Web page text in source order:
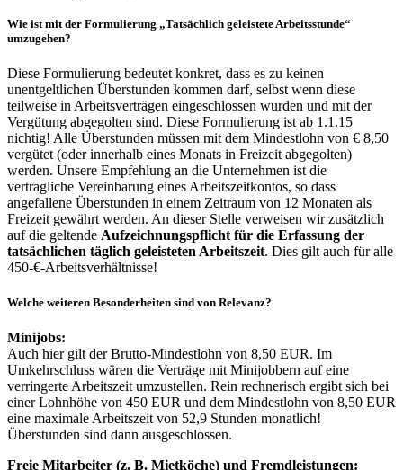
Wie ist mit der Formulierung „Tatsächlich geleistete Arbeitsstunde“
umzugehen?
Diese Formulierung bedeutet konkret, dass es zu keinen
unentgeltlichen Überstunden kommen darf, selbst wenn diese
teilweise in Arbeitsverträgen eingeschlossen wurden und mit der
Vergütung abgegolten sind. Diese Formulierung ist ab 1.1.15
nichtig! Alle Überstunden müssen mit dem Mindestlohn von € 8,50
vergütet (oder innerhalb eines Monats in Freizeit abgegolten)
werden. Unsere Empfehlung an die Unternehmen ist die
vertragliche Vereinbarung eines Arbeitszeitkontos, so dass
angefallene Überstunden in einem Zeitraum von 12 Monaten als
Freizeit gewährt werden. An dieser Stelle verweisen wir zusätzlich
auf die geltende Aufzeichnungspflicht für die Erfassung der
tatsächlichen täglich geleisteten Arbeitszeit. Dies gilt auch für alle
450-€-Arbeitsverhältnisse!
Welche weiteren Besonderheiten sind von Relevanz?
Minijobs:
Auch hier gilt der Brutto-Mindestlohn von 8,50 EUR. Im
Umkehrschluss wären die Verträge mit Minijobbern auf eine
verringerte Arbeitszeit umzustellen. Rein rechnerisch ergibt sich bei
einer Lohnhöhe von 450 EUR und dem Mindestlohn von 8,50 EUR
eine maximale Arbeitszeit von 52,9 Stunden monatlich!
Überstunden sind dann ausgeschlossen.
Freie Mitarbeiter (z. B. Mietköche) und Fremdleistungen: